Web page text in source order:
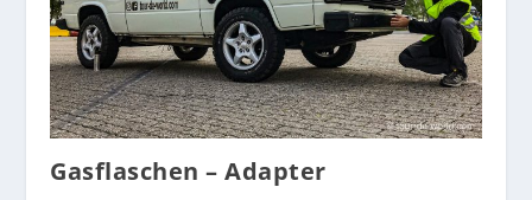
Gasflaschen – Adapter